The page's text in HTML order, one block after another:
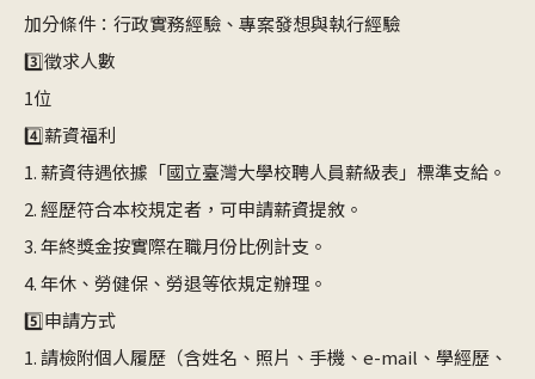
加分條件：行政實務經驗、專案發想與執行經驗
3️⃣徵求人數
1位
4️⃣薪資福利
1. 薪資待遇依據「國立臺灣大學校聘人員薪級表」標準支給。
2. 經歷符合本校規定者，可申請薪資提敘。
3. 年終獎金按實際在職月份比例計支。
4. 年休、勞健保、勞退等依規定辦理。
5️⃣申請方式
1. 請檢附個人履歷（含姓名、照片、手機、e-mail、學經歷、